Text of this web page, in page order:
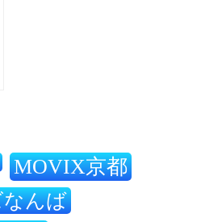
MOVIX京都
なんば